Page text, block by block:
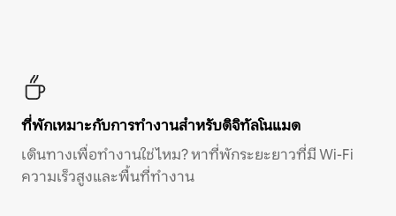
ที่พักเหมาะกับการทำงานสำหรับดิจิทัลโนแมด
เดินทางเพื่อทำงานใช่ไหม? หาที่พักระยะยาวที่มี Wi-Fi
ความเร็วสูงและพื้นที่ทำงาน